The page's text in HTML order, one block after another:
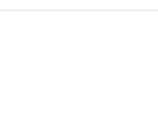
for pengene, så kig på, hvad
tvivl, så ring – vi sammensætter
er en stor beslutning, og derfor
før du køber. Vi har eget